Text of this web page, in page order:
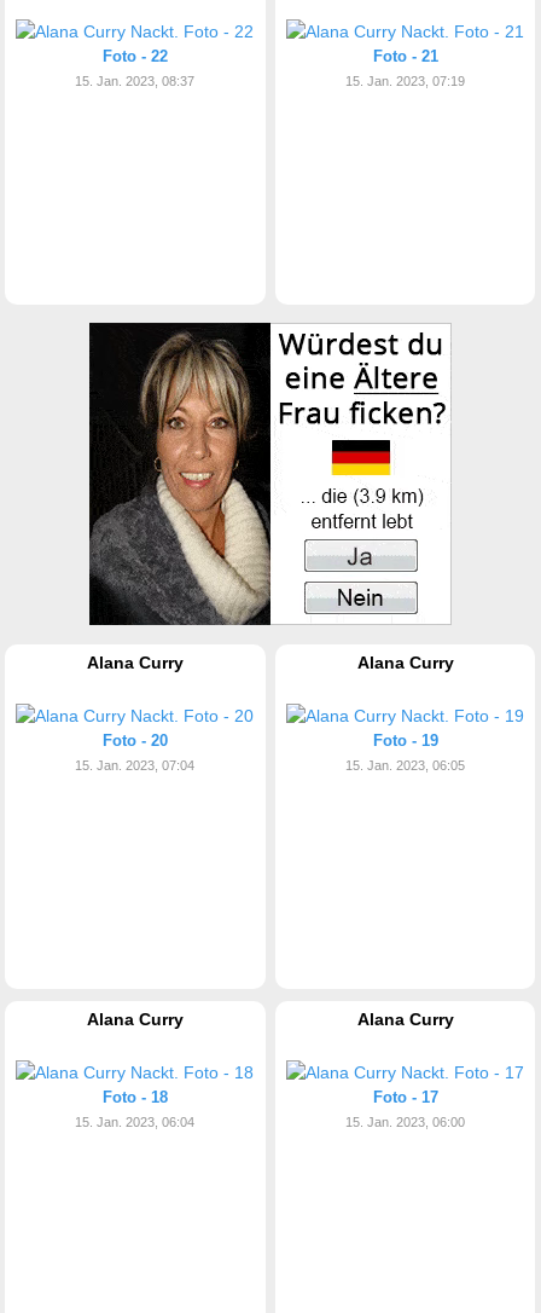
Foto - 22
15. Jan. 2023, 08:37
Foto - 21
15. Jan. 2023, 07:19
Alana Curry
Foto - 20
15. Jan. 2023, 07:04
Alana Curry
Foto - 19
15. Jan. 2023, 06:05
Alana Curry
Foto - 18
15. Jan. 2023, 06:04
Alana Curry
Foto - 17
15. Jan. 2023, 06:00